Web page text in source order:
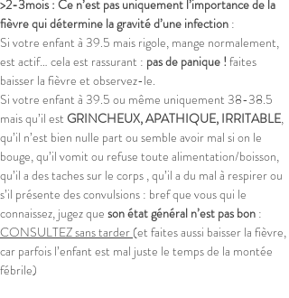
>2-3mois : Ce n’est pas uniquement l’importance de la
fièvre qui détermine la gravité d’une infection :
Si votre enfant à 39.5 mais rigole, mange normalement,
est actif… cela est rassurant : pas de panique ! faites
baisser la fièvre et observez-le.
Si votre enfant à 39.5 ou même uniquement 38-38.5
mais qu’il est GRINCHEUX, APATHIQUE, IRRITABLE,
qu’il n’est bien nulle part ou semble avoir mal si on le
bouge, qu’il vomit ou refuse toute alimentation/boisson,
qu’il a des taches sur le corps , qu’il a du mal à respirer ou
s’il présente des convulsions : bref que vous qui le
connaissez, jugez que son état général n’est pas bon :
CONSULTEZ sans tarder (et faites aussi baisser la fièvre,
car parfois l’enfant est mal juste le temps de la montée
fébrile)